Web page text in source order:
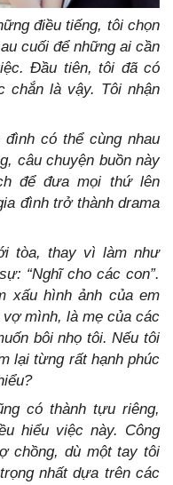
điều tiếng, tôi chọn
cuối để những ai cần
Đầu tiên, tôi đã có
chắn là vậy. Tôi nhận
có thể cùng nhau
câu chuyện buồn này
để đưa mọi thứ lên
đình trở thành drama
tòa, thay vì làm như
“Nghĩ cho các con”.
xấu hình ảnh của em
mình, là mẹ của các
bôi nhọ tôi. Nếu tôi
lại từng rất hạnh phúc
có thành tựu riêng,
hiểu việc này. Công
chồng, dù một tay tôi
nhất dựa trên các